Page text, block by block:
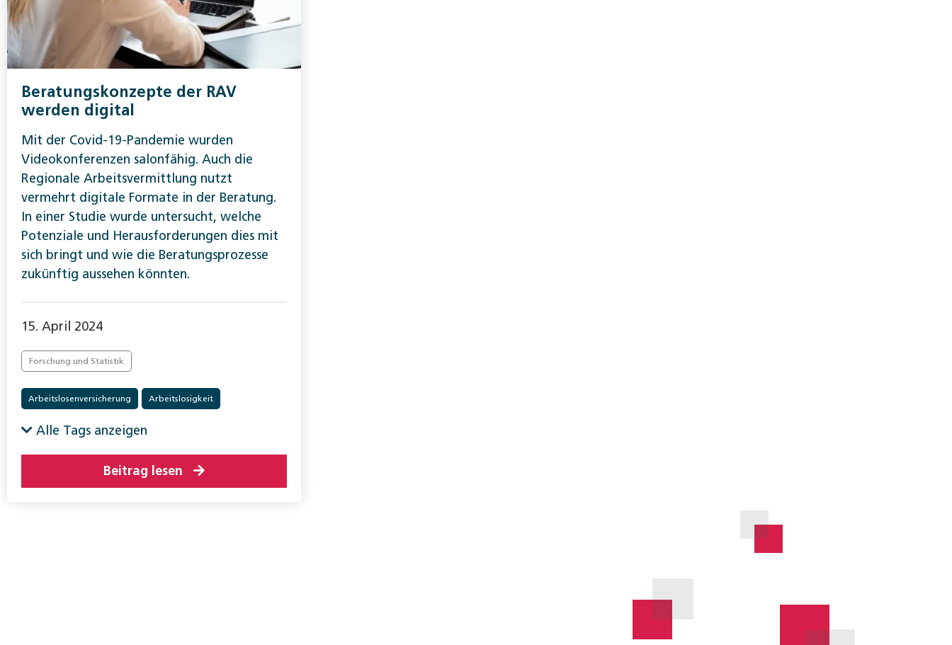
Beratungskonzepte der RAV
werden digital
Mit der Covid-19-Pandemie wurden
Videokonferenzen salonfähig. Auch die
Regionale Arbeitsvermittlung nutzt
vermehrt digitale Formate in der Beratung.
In einer Studie wurde untersucht, welche
Potenziale und Herausforderungen dies mit
sich bringt und wie die Beratungsprozesse
zukünftig aussehen könnten.
15. April 2024
Forschung und Statistik
Arbeitslosenversicherung Arbeitslosigkeit
Alle Tags anzeigen
Beitrag lesen